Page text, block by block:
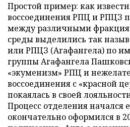
Простой пример: как
воссоединения РПЦ и РПЦЗ
между различными
среды выделились так
или РПЦЗ (Агафангела) по
группы Агафангела
«экуменизм» РПЦ и
воссоединения с «красной
покаялась в своей
Процесс отделения начался
окончательно оформился в